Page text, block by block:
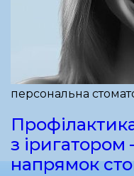
персональна
з іригатором
напрямок